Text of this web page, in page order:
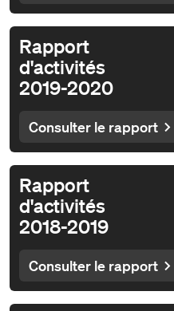
Rapport
d'activités
2019-2020
Consulter le rapport
Rapport
d'activités
2018-2019
Consulter le rapport